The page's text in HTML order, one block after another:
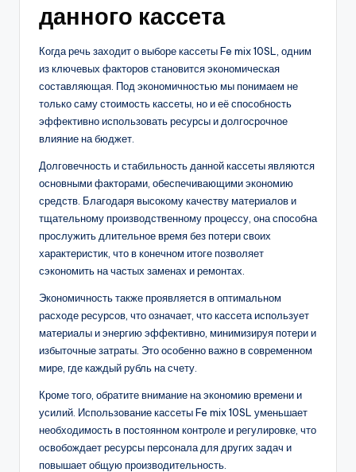
данного кассета
Когда речь заходит о выборе кассеты Fe mix 10SL, одним
из ключевых факторов становится экономическая
составляющая. Под экономичностью мы понимаем не
только саму стоимость кассеты, но и её способность
эффективно использовать ресурсы и долгосрочное
влияние на бюджет.
Долговечность и стабильность данной кассеты являются
основными факторами, обеспечивающими экономию
средств. Благодаря высокому качеству материалов и
тщательному производственному процессу, она способна
прослужить длительное время без потери своих
характеристик, что в конечном итоге позволяет
сэкономить на частых заменах и ремонтах.
Экономичность также проявляется в оптимальном
расходе ресурсов, что означает, что кассета использует
материалы и энергию эффективно, минимизируя потери и
избыточные затраты. Это особенно важно в современном
мире, где каждый рубль на счету.
Кроме того, обратите внимание на экономию времени и
усилий. Использование кассеты Fe mix 10SL уменьшает
необходимость в постоянном контроле и регулировке, что
освобождает ресурсы персонала для других задач и
повышает общую производительность.